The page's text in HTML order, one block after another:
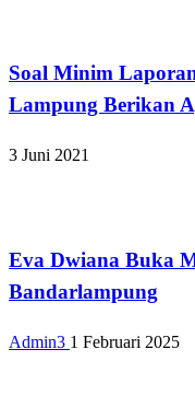
Soal Minim
Lampung Berikan
3 Juni 2021
Eva Dwiana Buka
Bandarlampung
Admin3 1 Februari 2025